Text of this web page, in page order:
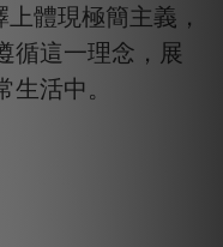
體現極簡主義，
循這一理念，展
活中。